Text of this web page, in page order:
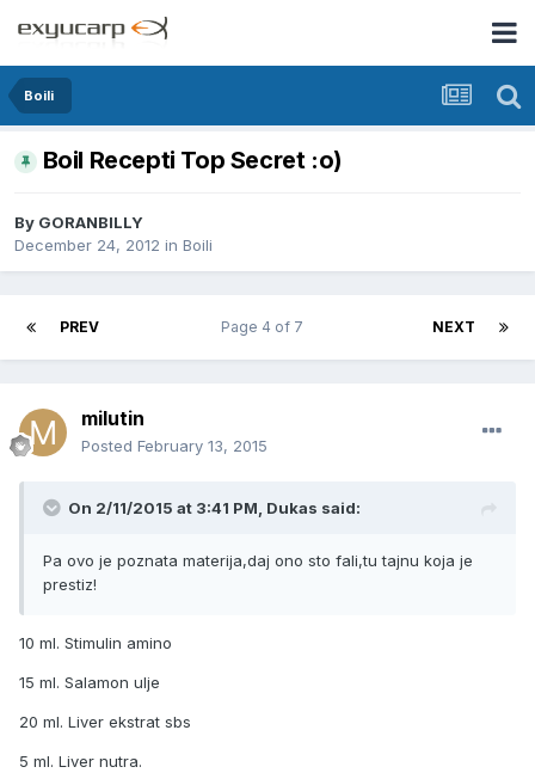
Boili
Boil Recepti Top Secret :o)
By GORANBILLY
December 24, 2012 in Boili
PREV NEXT
Page 4 of 7
milutin
Posted February 13, 2015
On 2/11/2015 at 3:41 PM, Dukas said:
Pa ovo je poznata materija,daj ono sto fali,tu tajnu koja je
prestiz!
10 ml. Stimulin amino
15 ml. Salamon ulje
20 ml. Liver ekstrat sbs
5 ml. Liver nutra.